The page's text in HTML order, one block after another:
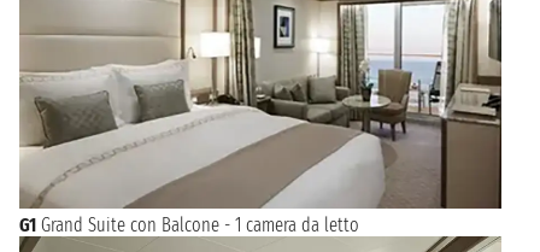
G1 Grand Suite con Balcone - 1 camera da letto